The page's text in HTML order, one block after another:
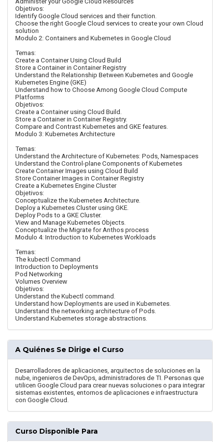
Objetivos:
Identify Google Cloud services and their function.
Choose the right Google Cloud services to create your own Cloud
solution
Modulo 2: Containers and Kubernetes in Google Cloud
Temas:
Create a Container Using Cloud Build
Store a Container in Container Registry
Understand the Relationship Between Kubernetes and Google
Kubernetes Engine (GKE)
Understand how to Choose Among Google Cloud Compute
Platforms
Objetivos:
Create a Container using Cloud Build.
Store a Container in Container Registry.
Compare and Contrast Kubernetes and GKE features.
Modulo 3: Kubernetes Architecture
Temas:
Understand the Architecture of Kubernetes: Pods, Namespaces
Understand the Control-plane Components of Kubernetes
Create Container Images using Cloud Build
Store Container Images in Container Registry
Create a Kubernetes Engine Cluster
Objetivos:
Conceptualize the Kubernetes Architecture.
Deploy a Kubernetes Cluster using GKE.
Deploy Pods to a GKE Cluster.
View and Manage Kubernetes Objects.
Conceptualize the Migrate for Anthos process
Modulo 4: Introduction to Kubernetes Workloads
Temas:
The kubectl Command
Introduction to Deployments
Pod Networking
Volumes Overview
Objetivos:
Understand the Kubectl command.
Understand how Deployments are used in Kubernetes.
Understand the networking architecture of Pods.
Understand Kubernetes storage abstractions.
A Quiénes Se Dirige el Curso
Desarrolladores de aplicaciones, arquitectos de soluciones en la
nube, ingenieros de DevOps, administradores de TI. Personas que
utilicen Google Cloud para crear nuevas soluciones o para integrar
sistemas existentes, entornos de aplicaciones e infraestructura
con Google Cloud.
Curso Disponible Para